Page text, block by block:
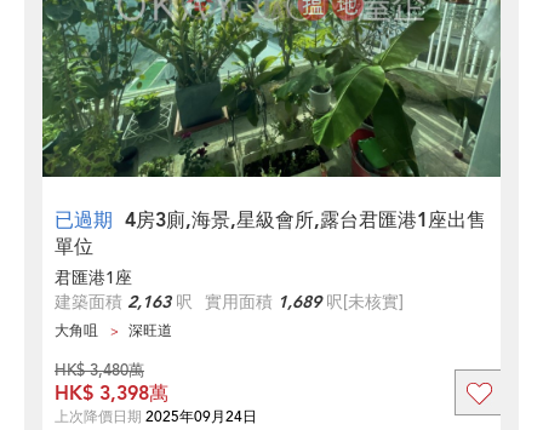
已過期 4房3廁,海景,星級會所,露台君匯港1座出售
單位
君匯港1座
建築面積 2,163呎 實用面積 1,689呎[未核實]
大角咀 深旺道
HK$ 3,480萬
HK$ 3,398萬
上次降價日期 2025年09月24日